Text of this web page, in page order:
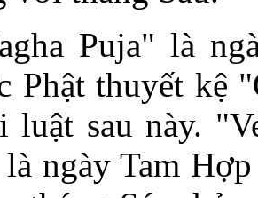
Puja" là
Phật thuyết kệ
luật sau này.
ngày Tam